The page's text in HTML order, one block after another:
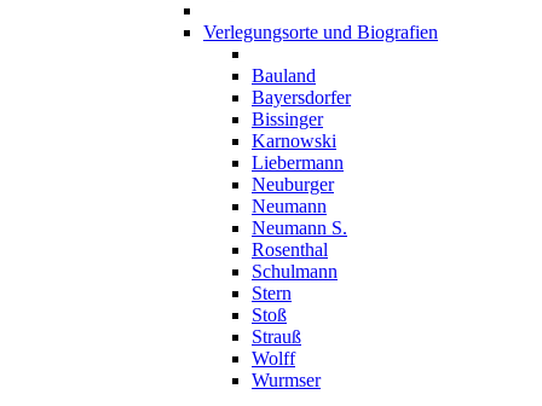
Verlegungsorte und Biografien
Bauland
Bayersdorfer
Bissinger
Karnowski
Liebermann
Neuburger
Neumann
Neumann S.
Rosenthal
Schulmann
Stern
Stoß
Strauß
Wolff
Wurmser